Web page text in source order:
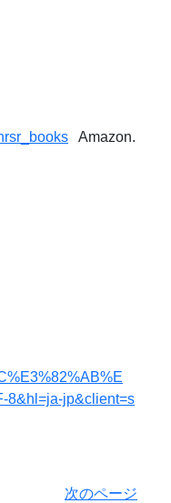
Amazon.
8&hl=ja-jp&client=s
次のページ